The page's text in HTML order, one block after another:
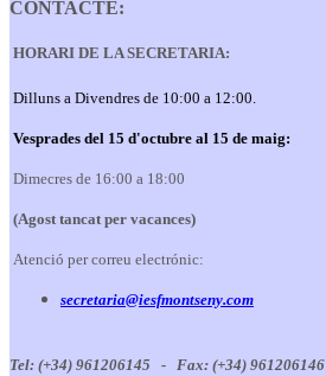
CONTACTE:
HORARI DE LA SECRETARIA:
Dilluns a Divendres de 10:00 a 12:00.
Vesprades del 15 d'octubre al 15 de maig:
Dimecres de 16:00 a 18:00
(Agost tancat per vacances)
Atenció per correu electrónic:
secretaria@iesfmontseny.com
Tel: (+34) 961206145 - Fax: (+34) 961206146